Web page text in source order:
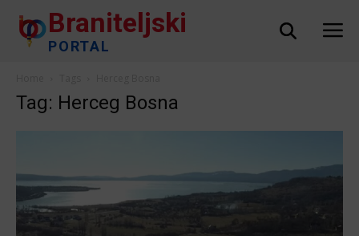
Braniteljski
PORTAL
Tag: Herceg Bosna